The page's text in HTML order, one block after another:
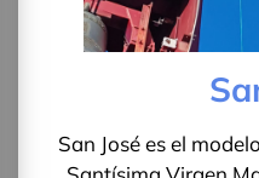
San José es el